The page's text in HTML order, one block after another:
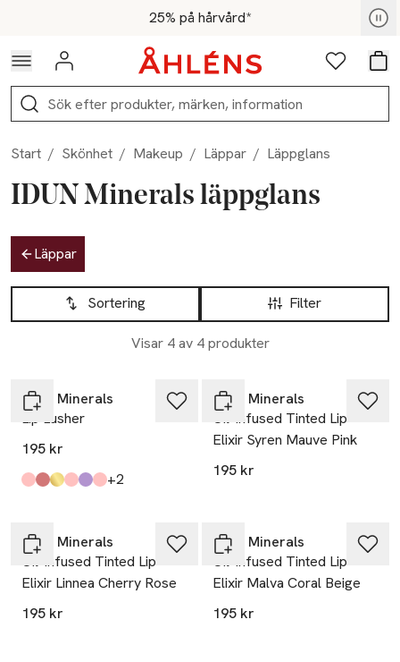
Hoppa till navigationsmenyn25% på hårvård*
För medlemmar - Shoppa nu
Logga in Favoriter
Sök
Start / Skönhet / Makeup / Läppar / Läppglans
IDUN Minerals läppglans
Hoppa till produktsidan
Läppar
Hoppa till produktsidan
Filter
Sortering
Visar 4 av 4 produkter
Lista över produkter
IDUN Minerals
Lip Lusher
195 kr
Produkten finns i färgerna:
Julia,
Maria,
Grace,
Adele,
Jasmina,
Emelie, +2
IDUN Minerals
Oil-Infused Tinted Lip
Elixir Syren Mauve Pink
195 kr
IDUN Minerals
Oil-Infused Tinted Lip
Elixir Linnea Cherry Rose
195 kr
IDUN Minerals
Oil-Infused Tinted Lip
Elixir Malva Coral Beige
195 kr